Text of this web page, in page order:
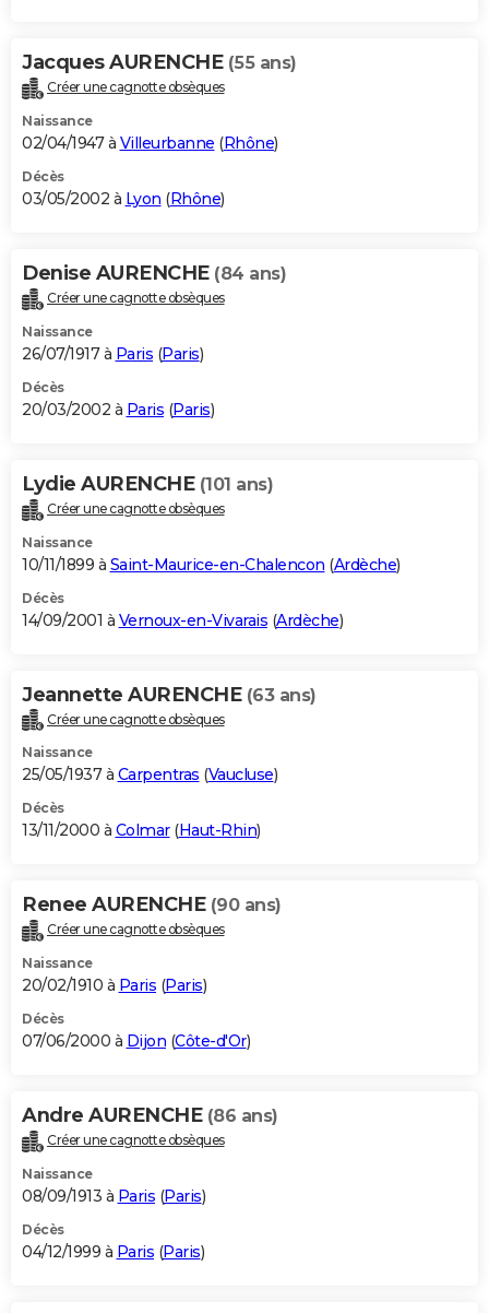
Jacques AURENCHE (55 ans)
Créer une cagnotte obsèques
Naissance
02/04/1947 à Villeurbanne (Rhône)
Décès
03/05/2002 à Lyon (Rhône)
Denise AURENCHE (84 ans)
Créer une cagnotte obsèques
Naissance
26/07/1917 à Paris (Paris)
Décès
20/03/2002 à Paris (Paris)
Lydie AURENCHE (101 ans)
Créer une cagnotte obsèques
Naissance
10/11/1899 à Saint-Maurice-en-Chalencon (Ardèche)
Décès
14/09/2001 à Vernoux-en-Vivarais (Ardèche)
Jeannette AURENCHE (63 ans)
Créer une cagnotte obsèques
Naissance
25/05/1937 à Carpentras (Vaucluse)
Décès
13/11/2000 à Colmar(Haut-Rhin)
Renee AURENCHE (90 ans)
Créer une cagnotte obsèques
Naissance
20/02/1910 à Paris (Paris)
Décès
07/06/2000 à Dijon (Côte-d'Or)
Andre AURENCHE (86 ans)
Créer une cagnotte obsèques
Naissance
08/09/1913 à Paris (Paris)
Décès
04/12/1999 à Paris (Paris)